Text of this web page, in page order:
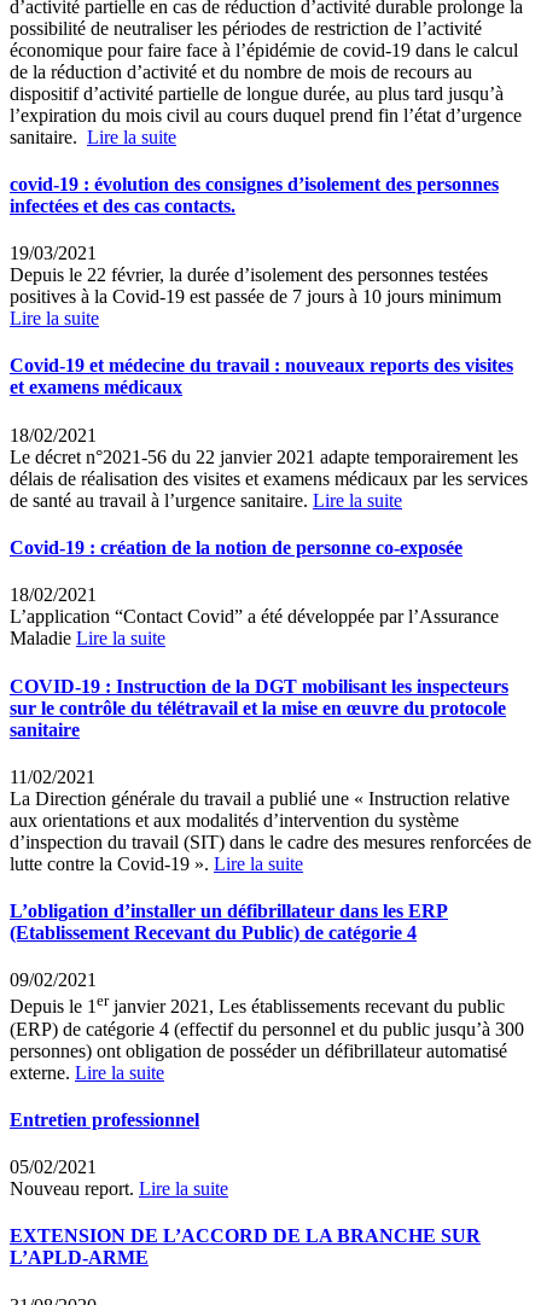
d’activité partielle en cas de réduction d’activité durable prolonge la
possibilité de neutraliser les périodes de restriction de l’activité
économique pour faire face à l’épidémie de covid-19 dans le calcul
de la réduction d’activité et du nombre de mois de recours au
dispositif d’activité partielle de longue durée, au plus tard jusqu’à
l’expiration du mois civil au cours duquel prend fin l’état d’urgence
sanitaire. Lire la suite
covid-19 : évolution des consignes d’isolement des personnes
infectées et des cas contacts.
19/03/2021
Depuis le 22 février, la durée d’isolement des personnes testées
positives à la Covid-19 est passée de 7 jours à 10 jours minimum
Lire la suite
Covid-19 et médecine du travail : nouveaux reports des visites
et examens médicaux
18/02/2021
Le décret n°2021-56 du 22 janvier 2021 adapte temporairement les
délais de réalisation des visites et examens médicaux par les services
de santé au travail à l’urgence sanitaire. Lire la suite
Covid-19 : création de la notion de personne co-exposée
18/02/2021
L’application “Contact Covid” a été développée par l’Assurance
Maladie Lire la suite
COVID-19 : Instruction de la DGT mobilisant les inspecteurs
sur le contrôle du télétravail et la mise en œuvre du protocole
sanitaire
11/02/2021
La Direction générale du travail a publié une « Instruction relative
aux orientations et aux modalités d’intervention du système
d’inspection du travail (SIT) dans le cadre des mesures renforcées de
lutte contre la Covid-19 ». Lire la suite
L’obligation d’installer un défibrillateur dans les ERP
(Etablissement Recevant du Public) de catégorie 4
09/02/2021
Depuis le 1erjanvier 2021, Les établissements recevant du public
(ERP) de catégorie 4 (effectif du personnel et du public jusqu’à 300
personnes) ont obligation de posséder un défibrillateur automatisé
externe. Lire la suite
Entretien professionnel
05/02/2021
Nouveau report. Lire la suite
EXTENSION DE L’ACCORD DE LA BRANCHE SUR
L’APLD-ARME